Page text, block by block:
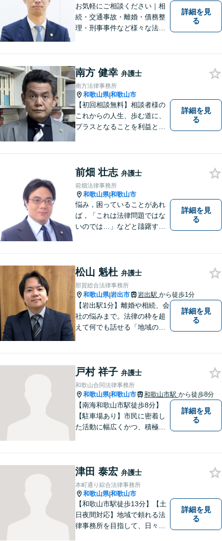
お気軽にご相談ください｜相
続・交通事故・離婚・債務整
理・刑事事件など様々な法律
日・オンライン相談OK（要予
約）｜丁寧な報告とスピード
対応で安心をお届けします
詳細を見
る
南方 健幸 弁護士
南方法律事務所
和歌山県|和歌山市
【初回相談無料】相談者様の
これからの人生、歩む道に、
プラスとなることを利益と考
ご相談いただくこともありま
す。
詳細を見
る
前畑 壮志 弁護士
前畑法律事務所
和歌山県|和歌山市
悩み，困っていることがあれ
ば，「これは法律問題ではな
いのでは…」などと躊躇する
おります。弁護士前畑壮志は
全力で，最善の答えを探せる
ようお手伝いいたします。
詳細を見
る
松山 魁杜 弁護士
那賀総合法律事務所
和歌山県|岩出市 岩出駅 から徒歩1分
【岩出駅1分】離婚や相続、会
社の悩みまで。法律の枠を超
えて何でも話せる「地域のか
育ちの私が丁寧にサポートし
ます。【丁寧なヒアリング】
【休日や夜間相談も柔軟に対
応】
詳細を見
る
戸村 祥子 弁護士
和歌山合同法律事務所
和歌山県|和歌山市 和歌山市駅 から徒歩8分
【南海和歌山市駅徒歩8分】
【駐車場あり】市民に密着し
た活動に幅広くかつ、積極的
く対応可能。【地域に根ざし
た弁護士】法律トラブルでお
悩みの方は、お気軽にご相談
ください。
詳細を見
る
津田 泰宏 弁護士
本町通り綜合法律事務所
和歌山県|和歌山市
【和歌山市駅徒歩13分】【土
日夜間対応】地域で頼れる法
律事務所を目指して、日々尽
詳細を見
る